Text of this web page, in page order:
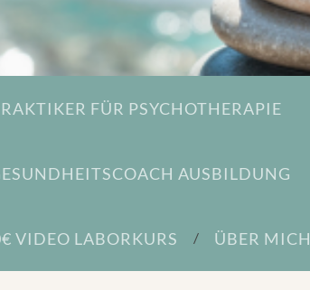
FÜR PSYCHOTHERAPIE
AUSBILDUNG
VIDEO LABORKURS ÜBER MICH